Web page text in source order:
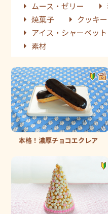
ムース・ゼリー
焼菓子
クッキー
アイス・シャーベット
素材
本格！濃厚チョコエクレア